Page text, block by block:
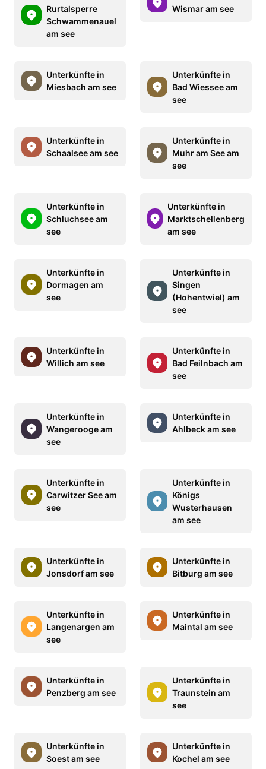
Rurtalsperre
Schwammenauel
am see
Wismar am see
Unterkünfte in
Miesbach am see
Unterkünfte in
Bad Wiessee am
see
Unterkünfte in
Schaalsee am see
Unterkünfte in
Muhr am See am
see
Unterkünfte in
Schluchsee am
see
Unterkünfte in
Marktschellenberg
am see
Unterkünfte in
Dormagen am
see
Unterkünfte in
Singen
(Hohentwiel) am
see
Unterkünfte in
Willich am see
Unterkünfte in
Bad Feilnbach am
see
Unterkünfte in
Wangerooge am
see
Unterkünfte in
Ahlbeck am see
Unterkünfte in
Carwitzer See am
see
Unterkünfte in
Königs
Wusterhausen
am see
Unterkünfte in
Jonsdorf am see
Unterkünfte in
Bitburg am see
Unterkünfte in
Langenargen am
see
Unterkünfte in
Maintal am see
Unterkünfte in
Penzberg am see
Unterkünfte in
Traunstein am
see
Unterkünfte in
Soest am see
Unterkünfte in
Kochel am see